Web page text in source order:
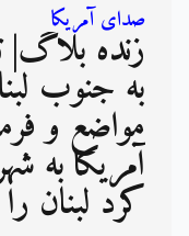
صدای آمریکا
زنده بلاگ|
به جنوب
مواضع و
آمریکا به
کرد لبنان